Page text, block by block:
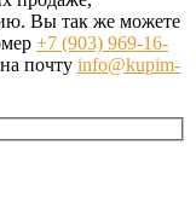
Вы так же можете
+7 (903) 969-16-
почту info@kupim-